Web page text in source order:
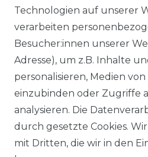
Technologien auf unserer
verarbeiten
Besucher:innen unserer
Adresse), um z.B. Inhalte
personalisieren, Medien
einzubinden oder Zugriffe
analysieren. Die
durch gesetzte Cookies.
mit Dritten, die wir in den